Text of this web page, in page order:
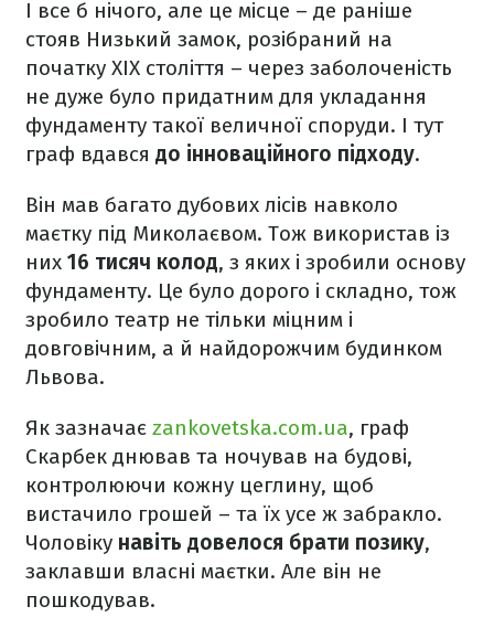
І все б нічого, але це місце – де раніше
стояв Низький замок, розібраний на
початку XIX століття – через заболоченість
не дуже було придатним для укладання
фундаменту такої величної споруди. І тут
граф вдався до інноваційного підходу.
Він мав багато дубових лісів навколо
маєтку під Миколаєвом. Тож використав із
них 16 тисяч колод, з яких і зробили основу
фундаменту. Це було дорого і складно, тож
зробило театр не тільки міцним і
довговічним, а й найдорожчим будинком
Львова.
Як зазначає zankovetska.com.ua, граф
Скарбек днював та ночував на будові,
контролюючи кожну цеглину, щоб
вистачило грошей – та їх усе ж забракло.
Чоловіку навіть довелося брати позику,
заклавши власні маєтки. Але він не
пошкодував.